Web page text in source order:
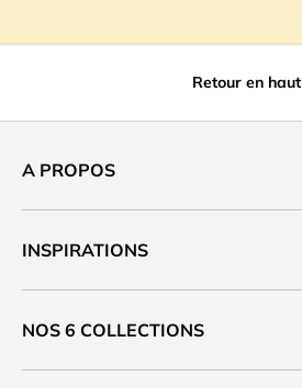
Retour en haut
A PROPOS
INSPIRATIONS
NOS 6 COLLECTIONS